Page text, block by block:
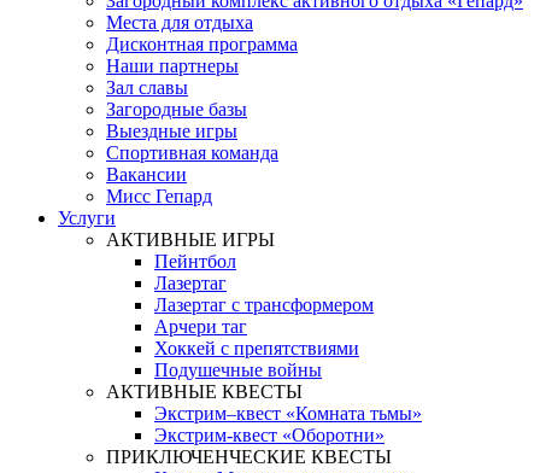
Места для отдыха
Дисконтная программа
Наши партнеры
Зал славы
Загородные базы
Выездные игры
Спортивная команда
Вакансии
Мисс Гепард
Услуги
АКТИВНЫЕ ИГРЫ
Пейнтбол
Лазертаг
Лазертаг с трансформером
Арчери таг
Хоккей с препятствиями
Подушечные войны
АКТИВНЫЕ КВЕСТЫ
Экстрим–квест «Комната тьмы»
Экстрим-квест «Оборотни»
ПРИКЛЮЧЕНЧЕСКИЕ КВЕСТЫ